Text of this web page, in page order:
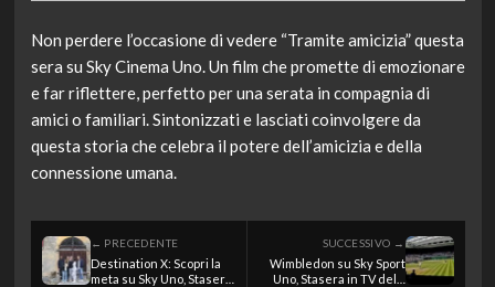
Non perdere l’occasione di vedere “Tramite amicizia” questa
sera su Sky Cinema Uno. Un film che promette di emozionare
e far riflettere, perfetto per una serata in compagnia di
amici o familiari. Sintonizzati e lasciati coinvolgere da
questa storia che celebra il potere dell’amicizia e della
connessione umana.
← PRECEDENTE
Destination X: Scopri la
meta su Sky Uno, Stasera
SUCCESSIVO →
Wimbledon su Sky Sport
Uno, Stasera in TV del 9